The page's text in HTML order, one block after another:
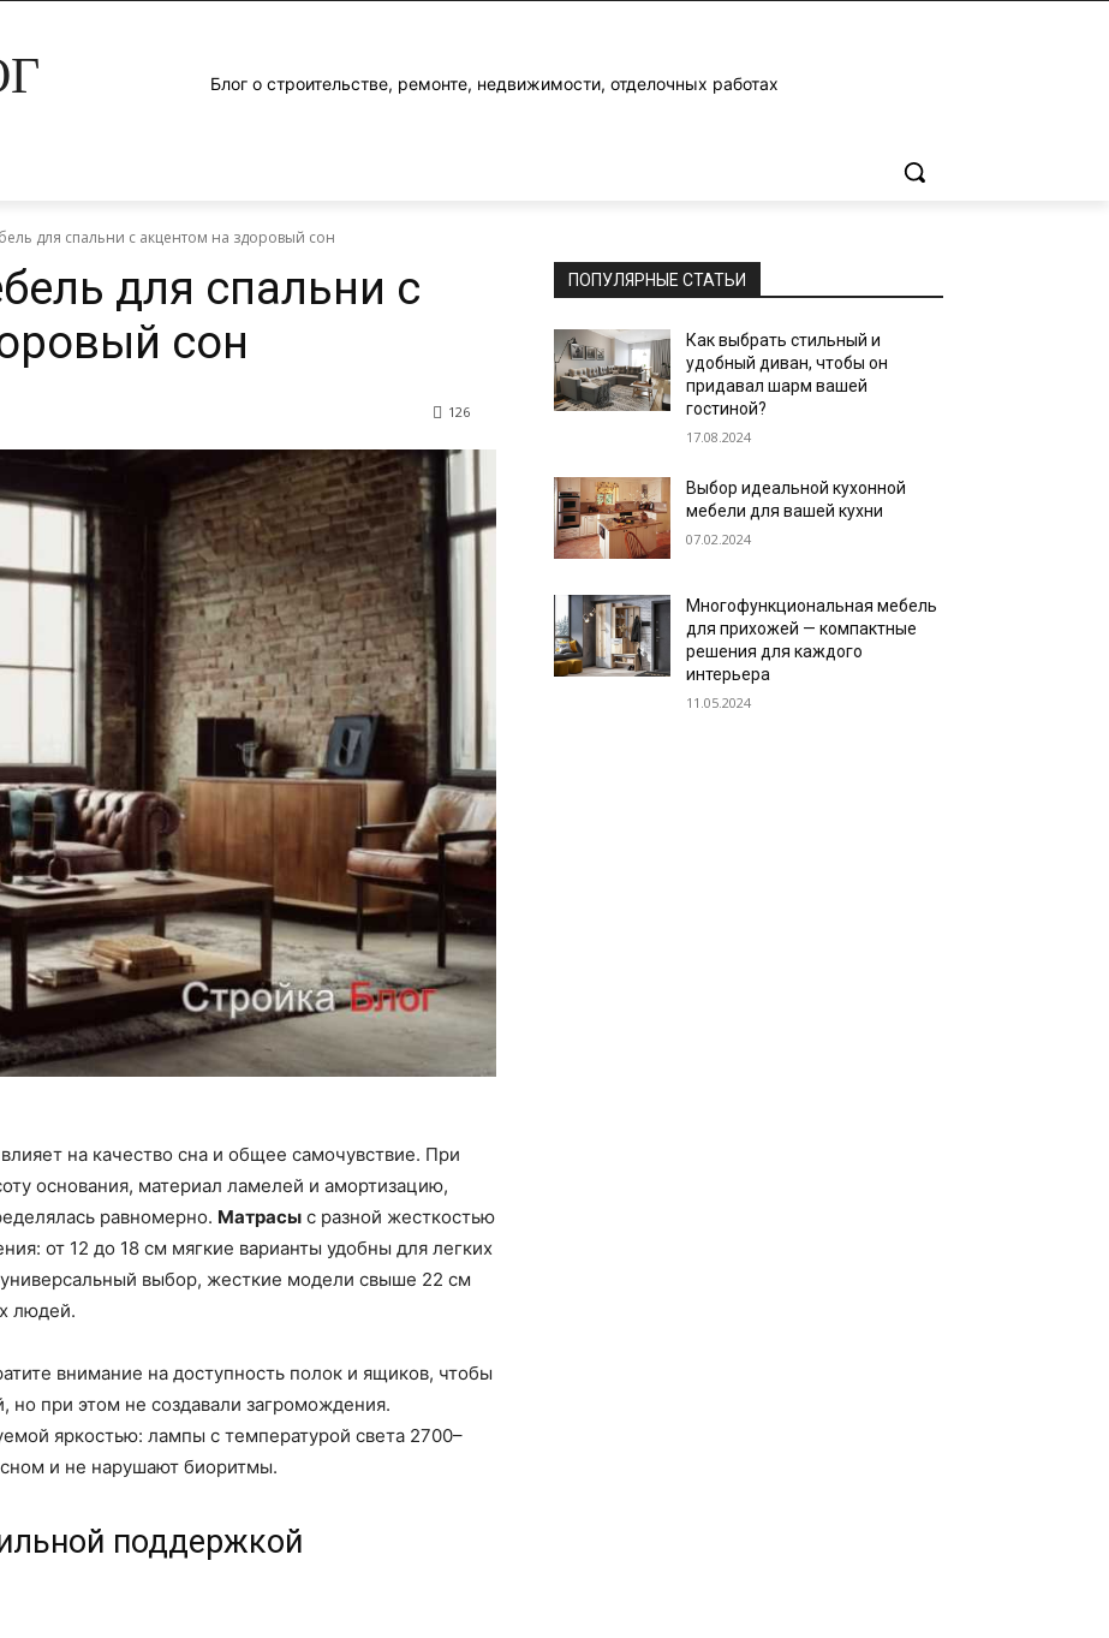
Блог о строительстве, ремонте, недвижимости, отделочных работах
для спальни с акцентом на здоровый сон
для спальни с
сон
126
на качество сна и общее самочувствие. При
основания, материал ламелей и амортизацию,
равномерно. Матрасы с разной жесткостью
от 12 до 18 см мягкие варианты удобны для легких
выбор, жесткие модели свыше 22 см
людей.
внимание на доступность полок и ящиков, чтобы
при этом не создавали загромождения.
яркостью: лампы с температурой света 2700–
и не нарушают биоритмы.
поддержкой
ПОПУЛЯРНЫЕ СТАТЬИ
Как выбрать стильный и
удобный диван, чтобы он
придавал шарм вашей
гостиной?
17.08.2024
Выбор идеальной кухонной
мебели для вашей кухни
07.02.2024
Многофункциональная мебель
для прихожей — компактные
решения для каждого
интерьера
11.05.2024